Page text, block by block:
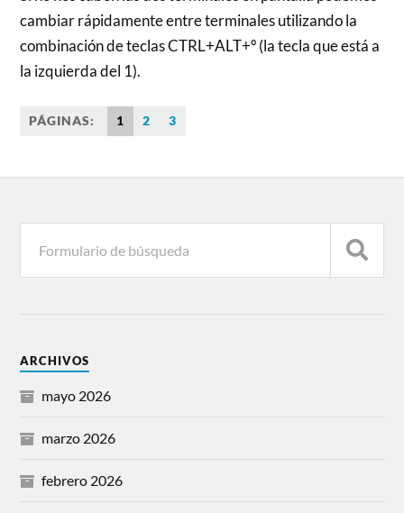
cambiar rápidamente entre terminales utilizando la
combinación de teclas CTRL+ALT+º (la tecla que está a
la izquierda del 1).
PÁGINAS: 1 2 3
ARCHIVOS
mayo 2026
marzo 2026
febrero 2026